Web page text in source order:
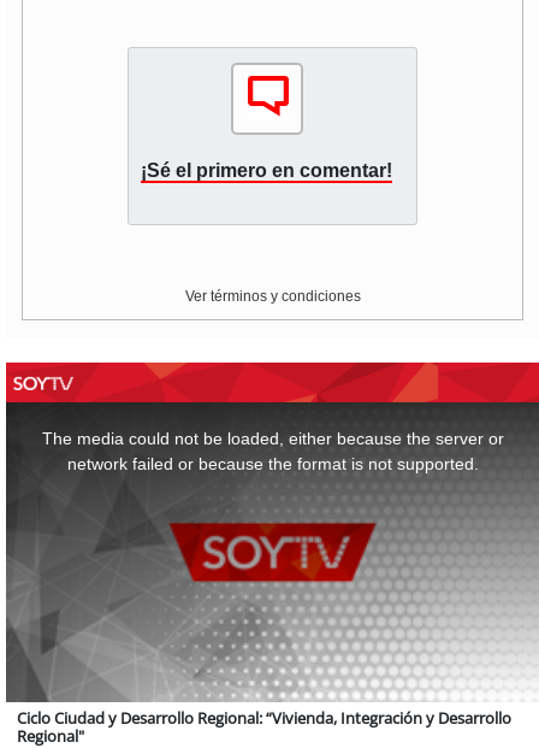
¡Sé el primero en comentar!
Ver términos y condiciones
The media could not be loaded, either because the server or
network failed or because the format is not supported.
Ciclo Ciudad y Desarrollo Regional: “Vivienda, Integración y Desarrollo
Regional"